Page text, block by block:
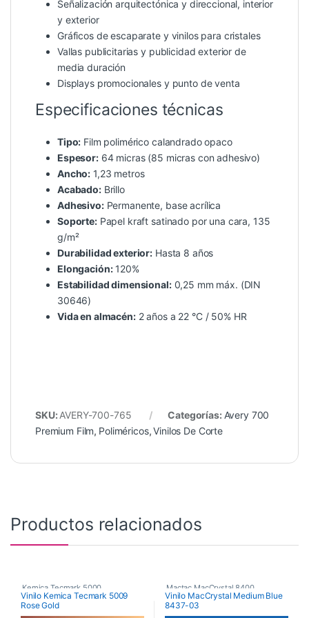
Señalización arquitectónica y direccional, interior
y exterior
Gráficos de escaparate y vinilos para cristales
Vallas publicitarias y publicidad exterior de
media duración
Displays promocionales y punto de venta
Especificaciones técnicas
Tipo: Film polimérico calandrado opaco
Espesor:64 micras (85 micras con adhesivo)
Ancho: 1,23 metros
Acabado:Brillo
Adhesivo:Permanente, base acrílica
Soporte:Papel kraft satinado por una cara, 135
g/m²
Durabilidad exterior: Hasta 8 años
Elongación:120%
Estabilidad dimensional:0,25 mm máx. (DIN
30646)
Vida en almacén:2 años a 22 °C / 50% HR
SKU: AVERY-700-765 Categorías: Avery 700
Premium Film, Poliméricos,Vinilos De Corte
Productos relacionados
Kemica Tecmark 5000
Poliméricos
Vinilo Kemica Tecmark 5009
Rose Gold
Mactac MacCrystal 8400
Vinilos De Corte
Vinilo MacCrystal Medium Blue
8437-03